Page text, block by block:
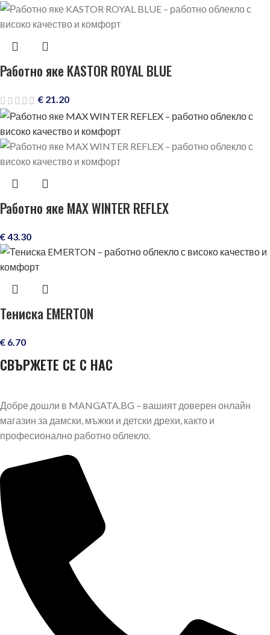
Работно яке KASTOR ROYAL BLUE
€ 21.20
Работно яке MAX WINTER REFLEX
€43.30
Тениска EMERTON
€ 6.70
СВЪРЖЕТЕ СЕ С НАС
Добре дошли в MANGATA.BG – вашият доверен онлайн
магазин за дамски, мъжки и детски дрехи, както и
професионално работно облекло.